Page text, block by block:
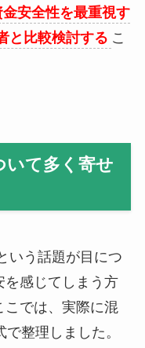
安全性を最重視す
と比較検討する こ
いて多く寄せ
いう話題が目につ
を感じてしまう方
こでは、実際に混
整理しました。